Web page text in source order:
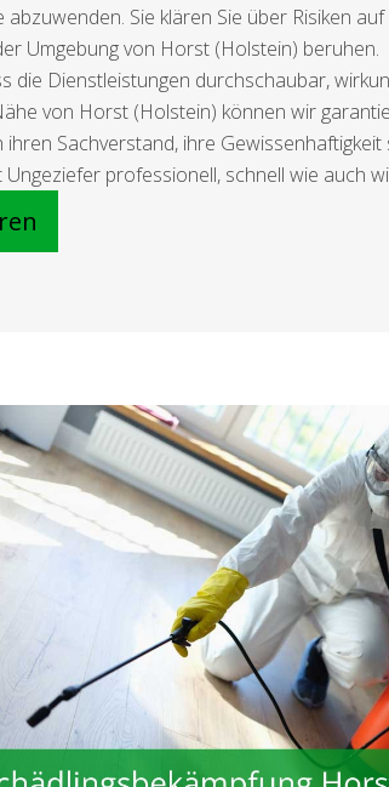
Sie klären Sie über Risiken
Umgebung von Horst (Holstein) beruhen.
die Dienstleistungen durchschaubar,
von Horst (Holstein) können wir
Sachverstand, ihre
professionell, schnell wie auch